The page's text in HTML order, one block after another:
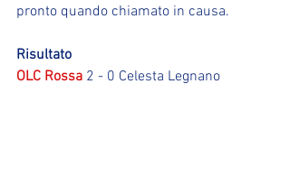
pronto quando chiamato in causa.
Risultato
OLC Rossa 2 - 0 Celesta Legnano